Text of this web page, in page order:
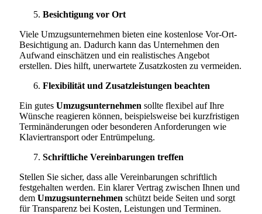
Besichtigung vor Ort
Viele Umzugsunternehmen bieten eine kostenlose Vor-Ort-
Besichtigung an. Dadurch kann das Unternehmen den
Aufwand einschätzen und ein realistisches Angebot
erstellen. Dies hilft, unerwartete Zusatzkosten zu vermeiden.
Flexibilität und Zusatzleistungen beachten
Ein gutes Umzugsunternehmen sollte flexibel auf Ihre
Wünsche reagieren können, beispielsweise bei kurzfristigen
Terminänderungen oder besonderen Anforderungen wie
Klaviertransport oder Entrümpelung.
Schriftliche Vereinbarungen treffen
Stellen Sie sicher, dass alle Vereinbarungen schriftlich
festgehalten werden. Ein klarer Vertrag zwischen Ihnen und
dem Umzugsunternehmen schützt beide Seiten und sorgt
für Transparenz bei Kosten, Leistungen und Terminen.